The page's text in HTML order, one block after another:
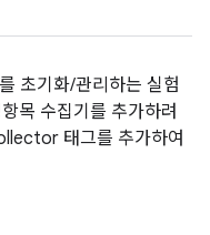
초기화/관리하는 실험
목 수집기를 추가하려
태그를 추가하여